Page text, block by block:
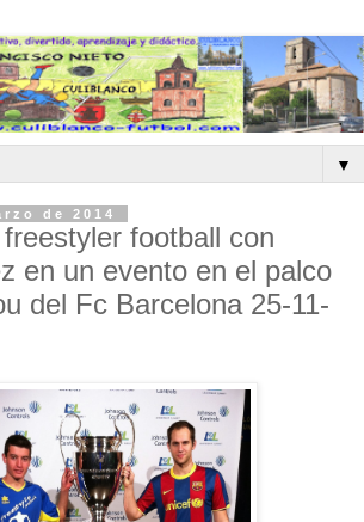
▼
de 2014
football con
en un evento en el palco
del Fc Barcelona 25-11-